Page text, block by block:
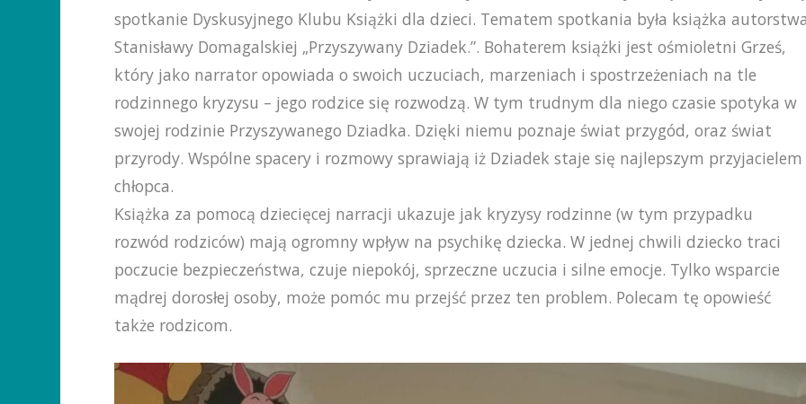
spotkanie Dyskusyjnego Klubu Książki dla dzieci. Tematem spotkania była książka
Stanisławy Domagalskiej „Przyszywany Dziadek.”. Bohaterem książki jest ośmioletni Grześ,
który jako narrator opowiada o swoich uczuciach, marzeniach i spostrzeżeniach na tle
rodzinnego kryzysu – jego rodzice się rozwodzą. W tym trudnym dla niego czasie spotyka w
swojej rodzinie Przyszywanego Dziadka. Dzięki niemu poznaje świat przygód, oraz świat
przyrody. Wspólne spacery i rozmowy sprawiają iż Dziadek staje się najlepszym przyjacielem
chłopca.
Książka za pomocą dziecięcej narracji ukazuje jak kryzysy rodzinne (w tym przypadku
rozwód rodziców) mają ogromny wpływ na psychikę dziecka. W jednej chwili dziecko traci
poczucie bezpieczeństwa, czuje niepokój, sprzeczne uczucia i silne emocje. Tylko wsparcie
mądrej dorosłej osoby, może pomóc mu przejść przez ten problem. Polecam tę opowieść
także rodzicom.